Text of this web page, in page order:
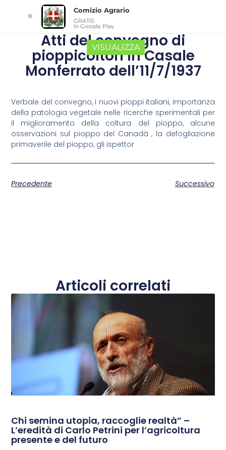
Atti del convegno di
pioppicoltori in Casale
Monferrato dell’11/7/1937
Verbale del convegno, i nuovi pioppi italiani, importanza
della patologia vegetale nelle ricerche sperimentali per
il miglioramento della coltura del pioppo, alcune
osservazioni sul pioppo del Canadà , la defogliazione
primaverile del pioppo, gli ispettor
Precedente Successivo
Articoli correlati
Chi semina utopia, raccoglie realtà” –
L’eredità di Carlo Petrini per l’agricoltura
presente e del futuro
✕
Comizio Agrario
GRATIS
In Google Play
VISUALIZZA